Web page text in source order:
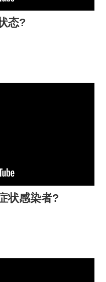
态?
状感染者?